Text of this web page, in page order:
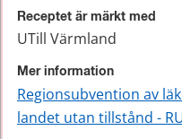
Receptet är märkt med
UTill Värmland
Mer information
Regionsubvention av
landet utan tillstånd -